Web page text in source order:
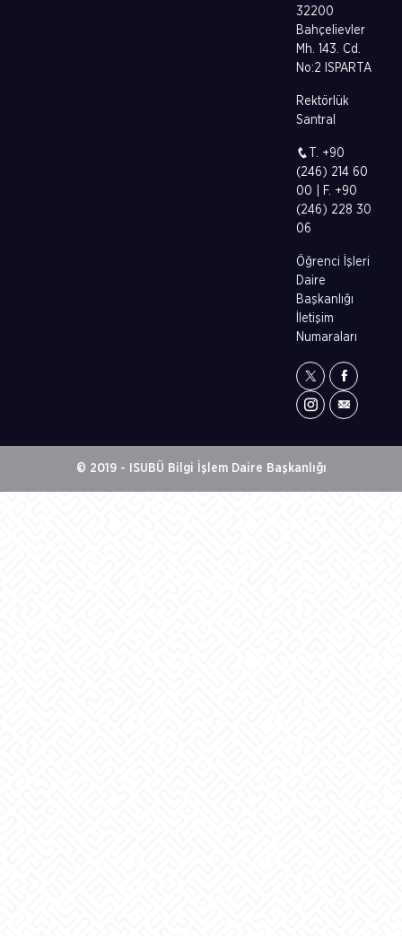
32200
Bahçelievler
Mh. 143. Cd.
No:2 ISPARTA
Rektörlük
Santral
T. +90
(246) 214 60
00 | F. +90
(246) 228 30
06
Öğrenci İşleri
Daire
Başkanlığı
İletişim
Numaraları
© 2019 - ISUBÜ Bilgi İşlem Daire Başkanlığı